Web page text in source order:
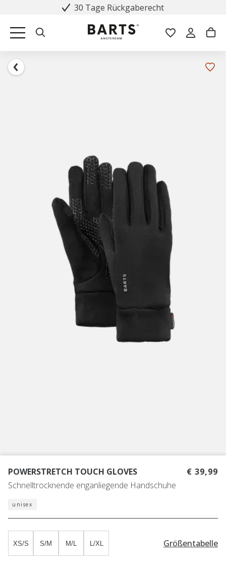
30 Tage Rückgaberecht
POWERSTRETCH TOUCH GLOVES
Schnelltrocknende enganliegende Handschuhe
€ 39,99
unisex
XS/S S/M M/L L/XL Größentabelle